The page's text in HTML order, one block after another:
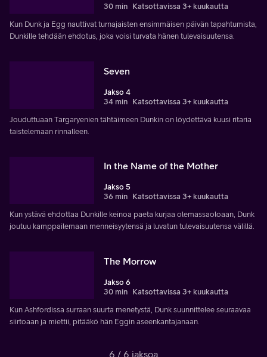
30 min Katsottavissa 3+ kuukautta
Kun Dunk ja Egg nauttivat turnajaisten ensimmäisen päivän tapahtumista,
Dunkille tehdään ehdotus, joka voisi turvata hänen tulevaisuutensa.
Seven
Jakso 4
34 min Katsottavissa 3+ kuukautta
Jouduttuaan Targaryenien tähtäimeen Dunkin on löydettävä kuusi ritaria
taistelemaan rinnalleen.
In the Name of the Mother
Jakso 5
36 min Katsottavissa 3+ kuukautta
Kun ystävä ehdottaa Dunkille keinoa paeta kurjaa olemassaoloaan, Dunk
joutuu kamppailemaan menneisyytensä ja luvatun tulevaisuutensa välillä.
The Morrow
Jakso 6
30 min Katsottavissa 3+ kuukautta
Kun Ashfordissa surraan suurta menetystä, Dunk suunnittelee seuraavaa
siirtoaan ja miettii, pitääkö hän Eggin aseenkantajanaan.
6 / 6 jaksoa